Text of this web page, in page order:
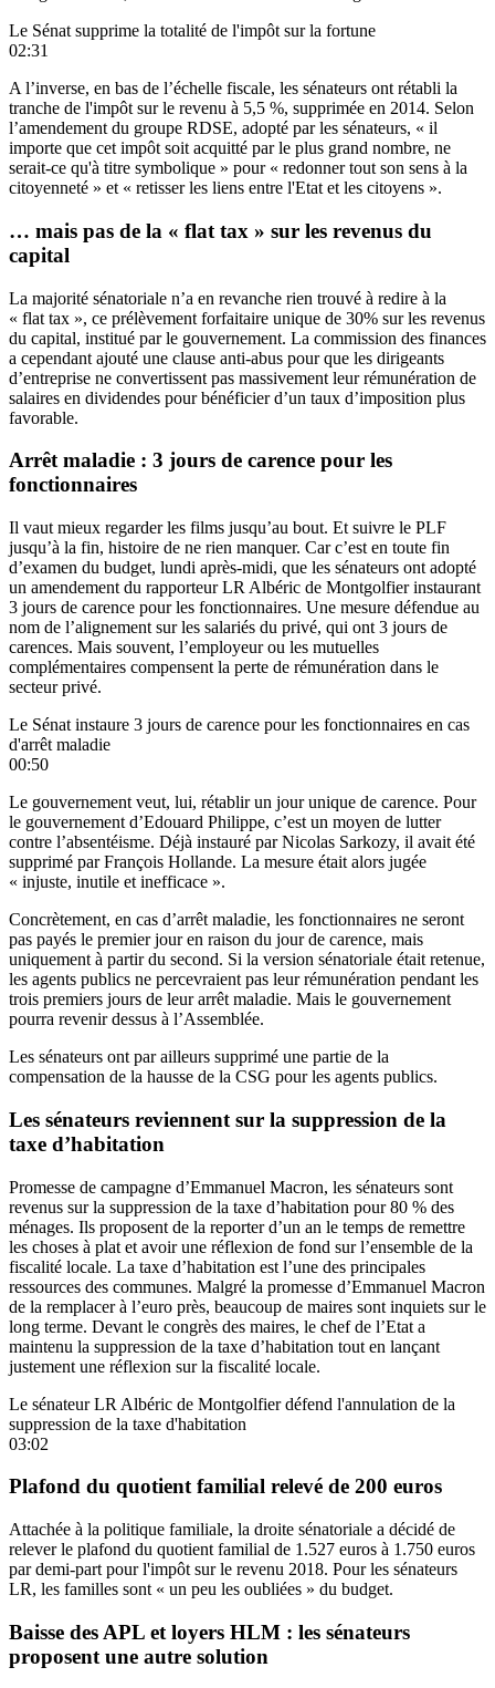
Le Sénat supprime la totalité de l'impôt sur la fortune
02:31
A l’inverse, en bas de l’échelle fiscale, les sénateurs ont rétabli la
tranche de l'impôt sur le revenu à 5,5 %, supprimée en 2014. Selon
l’amendement du groupe RDSE, adopté par les sénateurs, « il
importe que cet impôt soit acquitté par le plus grand nombre, ne
serait-ce qu'à titre symbolique » pour « redonner tout son sens à la
citoyenneté » et « retisser les liens entre l'Etat et les citoyens ».
… mais pas de la « flat tax » sur les revenus du
capital
La majorité sénatoriale n’a en revanche rien trouvé à redire à la
« flat tax », ce prélèvement forfaitaire unique de 30% sur les revenus
du capital, institué par le gouvernement. La commission des finances
a cependant ajouté une clause anti-abus pour que les dirigeants
d’entreprise ne convertissent pas massivement leur rémunération de
salaires en dividendes pour bénéficier d’un taux d’imposition plus
favorable.
Arrêt maladie : 3 jours de carence pour les
fonctionnaires
Il vaut mieux regarder les films jusqu’au bout. Et suivre le PLF
jusqu’à la fin, histoire de ne rien manquer. Car c’est en toute fin
d’examen du budget, lundi après-midi, que les sénateurs ont adopté
un amendement du rapporteur LR Albéric de Montgolfier instaurant
3 jours de carence pour les fonctionnaires. Une mesure défendue au
nom de l’alignement sur les salariés du privé, qui ont 3 jours de
carences. Mais souvent, l’employeur ou les mutuelles
complémentaires compensent la perte de rémunération dans le
secteur privé.
Le Sénat instaure 3 jours de carence pour les fonctionnaires en cas
d'arrêt maladie
00:50
Le gouvernement veut, lui, rétablir un jour unique de carence. Pour
le gouvernement d’Edouard Philippe, c’est un moyen de lutter
contre l’absentéisme. Déjà instauré par Nicolas Sarkozy, il avait été
supprimé par François Hollande. La mesure était alors jugée
« injuste, inutile et inefficace ».
Concrètement, en cas d’arrêt maladie, les fonctionnaires ne seront
pas payés le premier jour en raison du jour de carence, mais
uniquement à partir du second. Si la version sénatoriale était retenue,
les agents publics ne percevraient pas leur rémunération pendant les
trois premiers jours de leur arrêt maladie. Mais le gouvernement
pourra revenir dessus à l’Assemblée.
Les sénateurs ont par ailleurs supprimé une partie de la
compensation de la hausse de la CSG pour les agents publics.
Les sénateurs reviennent sur la suppression de la
taxe d’habitation
Promesse de campagne d’Emmanuel Macron, les sénateurs sont
revenus sur la suppression de la taxe d’habitation pour 80 % des
ménages. Ils proposent de la reporter d’un an le temps de remettre
les choses à plat et avoir une réflexion de fond sur l’ensemble de la
fiscalité locale. La taxe d’habitation est l’une des principales
ressources des communes. Malgré la promesse d’Emmanuel Macron
de la remplacer à l’euro près, beaucoup de maires sont inquiets sur le
long terme. Devant le congrès des maires, le chef de l’Etat a
maintenu la suppression de la taxe d’habitation tout en lançant
justement une réflexion sur la fiscalité locale.
Le sénateur LR Albéric de Montgolfier défend l'annulation de la
suppression de la taxe d'habitation
03:02
Plafond du quotient familial relevé de 200 euros
Attachée à la politique familiale, la droite sénatoriale a décidé de
relever le plafond du quotient familial de 1.527 euros à 1.750 euros
par demi-part pour l'impôt sur le revenu 2018. Pour les sénateurs
LR, les familles sont « un peu les oubliées » du budget.
Baisse des APL et loyers HLM : les sénateurs
proposent une autre solution